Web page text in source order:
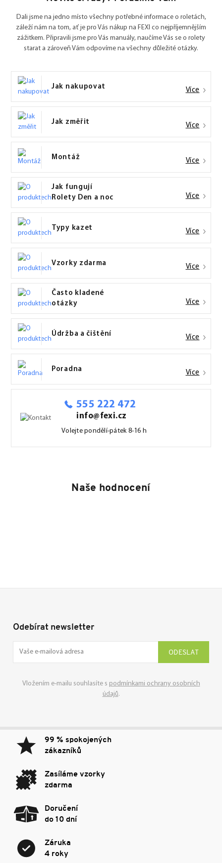
Dali jsme na jedno místo všechny potřebné informace o roletách,
záleží nám na tom, ať je pro Vás nákup na FEXI co nejpříjemnějším
zážitkem. Připravili jsme pro Vás manuály, naučíme Vás se o rolety
starat a zároveň Vám odpovíme na všechny důležité otázky.
Jak nakupovat Více
Jak změřit Více
Montáž Více
Jak fungují
Rolety Den a noc
Více
Typy kazet Více
Vzorky zdarma Více
Často kladené
otázky
Více
Údržba a čištění Více
Poradna Více
555 222 472
info@fexi.cz
Volejte pondělí-pátek 8-16 h
Naše hodnocení
Odebírat newsletter
Vložením e-mailu souhlasíte s podmínkami ochrany osobních
údajů.
se
99 % spokojených
zákazníků
Zasíláme vzorky
zdarma
Doručení
do 10 dní
Záruka
4 roky